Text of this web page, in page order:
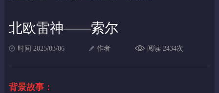
北欧雷神——索尔
时间 2025/03/06 作者 阅读 2434次
背景故事：